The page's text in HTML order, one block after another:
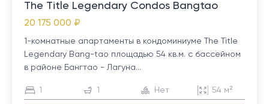
The Title Legendary Condos Bangtao
20 175 000 ₽
1-комнатные апартаменты в кондоминиуме The Title
Legendary Bang-tao площадью 54 кв.м. с бассейном
в районе Бангтао - Лагуна...
1 1 Нет 54 м²